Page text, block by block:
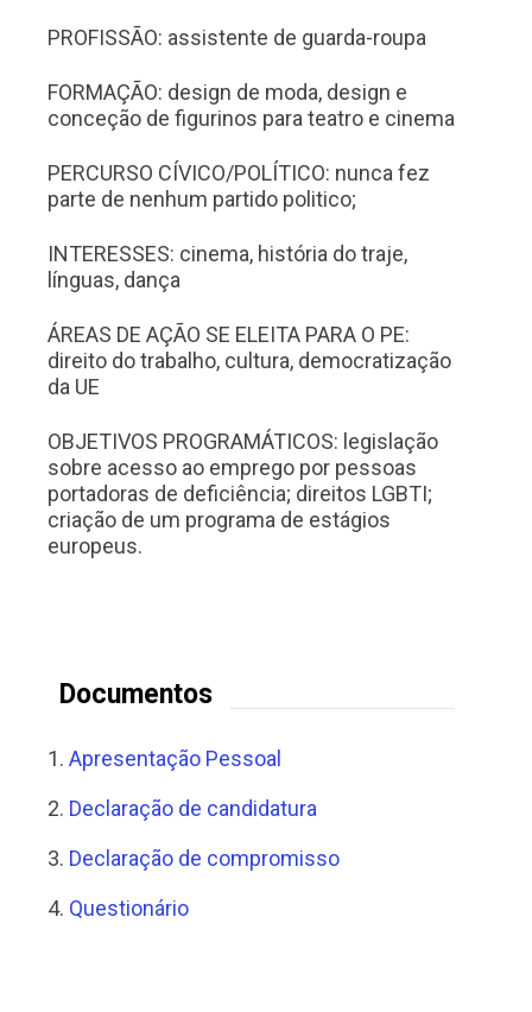
PROFISSÃO: assistente de guarda-roupa
FORMAÇÃO: design de moda, design e
conceção de figurinos para teatro e cinema
PERCURSO CÍVICO/POLÍTICO: nunca fez
parte de nenhum partido politico;
INTERESSES: cinema, história do traje,
línguas, dança
ÁREAS DE AÇÃO SE ELEITA PARA O PE:
direito do trabalho, cultura, democratização
da UE
OBJETIVOS PROGRAMÁTICOS: legislação
sobre acesso ao emprego por pessoas
portadoras de deficiência; direitos LGBTI;
criação de um programa de estágios
europeus.
Documentos
1. Apresentação Pessoal
2. Declaração de candidatura
3. Declaração de compromisso
4. Questionário